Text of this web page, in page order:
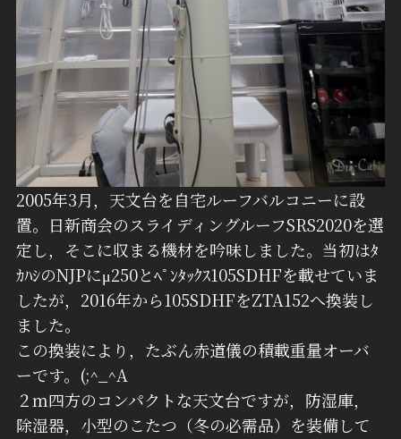
2005年3月，天文台を自宅ルーフバルコニーに設
置。日新商会のスライディングルーフSRS2020を選
定し，そこに収まる機材を吟味しました。当初はﾀ
ｶﾊｼのNJPにμ250とﾍﾟﾝﾀｯｸｽ105SDHFを載せていま
したが，2016年から105SDHFをZTA152へ換装し
ました。
この換装により，たぶん赤道儀の積載重量オーバ
ーです。(;^_^A
２ｍ四方のコンパクトな天文台ですが，防湿庫，
除湿器，小型のこたつ（冬の必需品）を装備して